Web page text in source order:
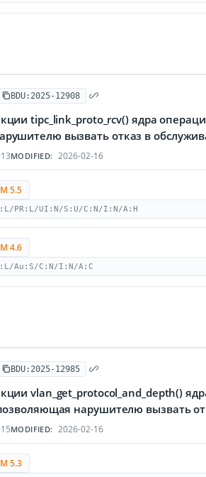
BDU:2025-12908
tipc_link_proto_rcv() ядра
вызвать отказ в
MODIFIED: 2026-02-16
5.5
PR:L/UI:N/S:U/C:N/I:N/A:H
4.6
Au:S/C:N/I:N/A:C
BDU:2025-12985
vlan_get_protocol_and_depth()
нарушителю вызвать
MODIFIED: 2026-02-16
5.3